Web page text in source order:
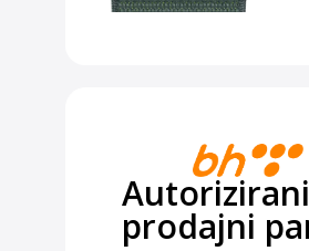
Autorizirani
prodajni